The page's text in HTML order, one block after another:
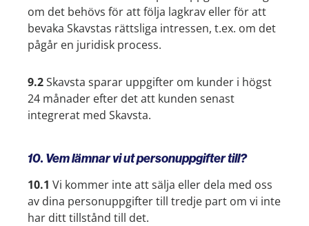
om det behövs för att följa lagkrav eller för att
bevaka Skavstas rättsliga intressen, t.ex. om det
pågår en juridisk process.
9.2Skavsta sparar uppgifter om kunder i högst
24 månader efter det att kunden senast
integrerat med Skavsta.
10. Vem lämnar vi ut personuppgifter till?
10.1 Vi kommer inte att sälja eller dela med oss
av dina personuppgifter till tredje part om vi inte
har ditt tillstånd till det.